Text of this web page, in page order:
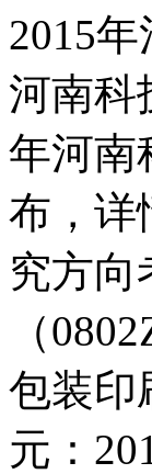
2015
河南科
年河南
布，详
究方向
（
包装印
元：